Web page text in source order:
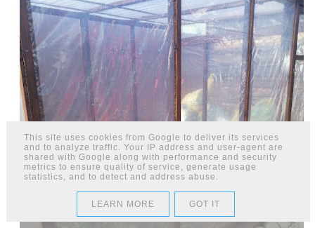
MAŁA SZKLARNIA DREWNIANA
BUDOWANA DOMOWYM SPOSOBEM
This site uses cookies from Google to deliver its services
and to analyze traffic. Your IP address and user-agent are
shared with Google along with performance and security
metrics to ensure quality of service, generate usage
statistics, and to detect and address abuse.
LEARN MORE GOT IT